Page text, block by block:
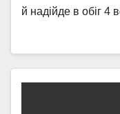
й надійде в обіг 4